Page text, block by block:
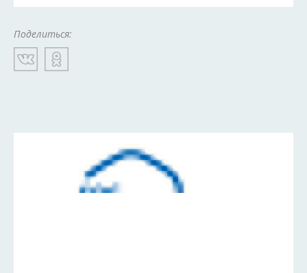
Поделиться: